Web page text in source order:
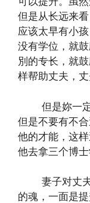
但是从长远来
应该太早有小
没有学位，就
別的专长，就
样帮助丈夫，丈
但是妳一定
但是不要有不
他的才能，这
他去拿三个博士
妻子对丈夫
的魂，一面是